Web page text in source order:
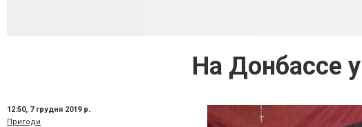
На Донбассе
12:50, 7 грудня 2019 р.
Пригоди